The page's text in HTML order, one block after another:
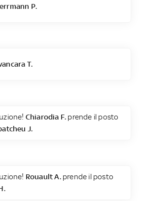
P.
T.
Chiarodia F. prende il posto
J.
Rouault A.prende il posto